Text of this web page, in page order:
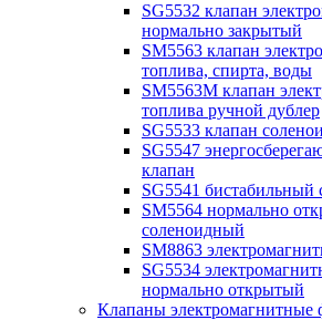
SG5532 клапан
нормально закрытый
SM5563 клапан
топлива, спирта, воды
SM5563M клапан
топлива ручной дублер
SG5533 клапан
SG5547
клапан
SG5541
SM5564 нормально
соленоидный
SM8863
SG5534
нормально открытый
Клапаны электромагнитные